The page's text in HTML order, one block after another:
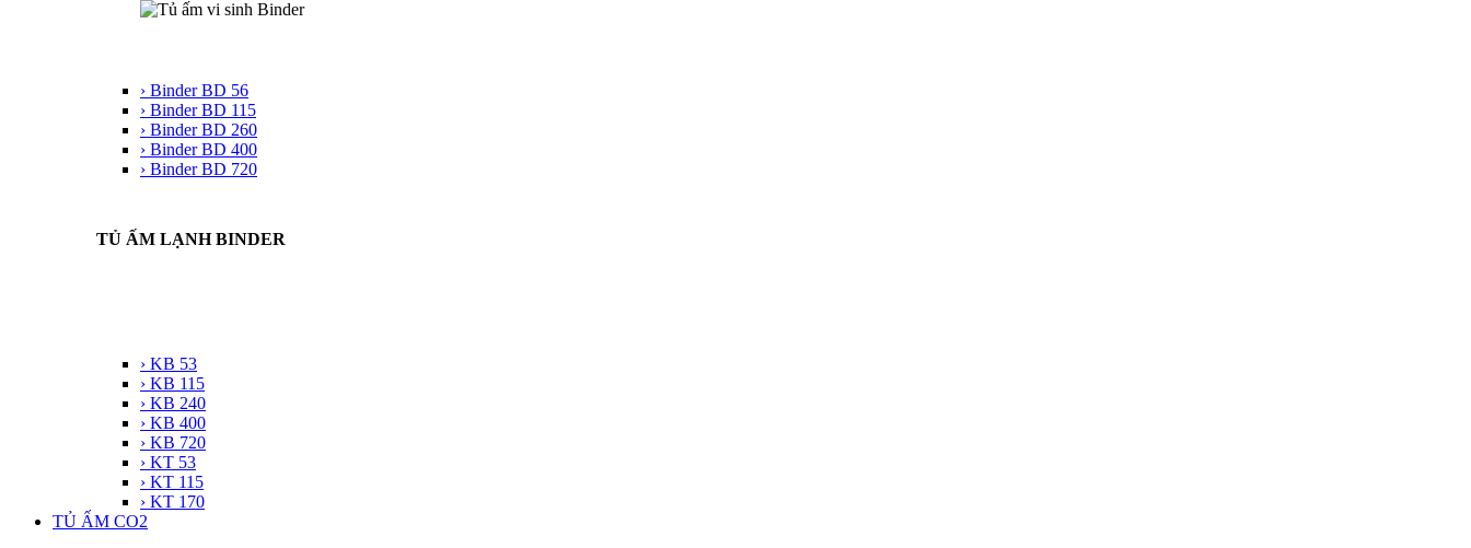
› Binder BD 56
› Binder BD 115
› Binder BD 260
› Binder BD 400
› Binder BD 720
TỦ ẤM LẠNH BINDER
› KB 53
› KB 115
› KB 240
› KB 400
› KB 720
› KT 53
› KT 115
› KT 170
TỦ ẤM CO2